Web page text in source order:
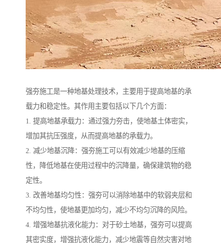
强夯施工是一种地基处理技术，主要用于提高地基的承
载力和稳定性。其作用主要包括以下几个方面：
1. 提高地基承载力：通过强力夯击，使地基土体密实，
增加其抗压强度，从而提高地基的承载力。
2. 减少地基沉降：强夯施工可以有效减少地基的压缩
性，降低地基在使用过程中的沉降量，确保建筑物的稳
定性。
3. 改善地基均匀性：强夯可以消除地基中的软弱夹层和
不均匀性，使地基更加均匀，减少不均匀沉降的风险。
4. 增强地基抗液化能力：对于砂土地基，强夯可以提高
其密实度，增强抗液化能力，减少地震等自然灾害对地